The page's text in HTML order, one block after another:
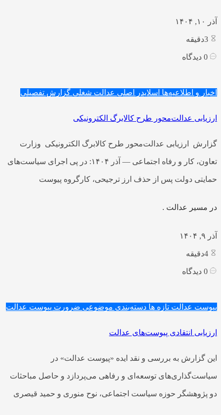
آذر ۱۰, ۱۴۰۴
دقیقه
دیدگاه
اخبار و اطلاعیه‌ها اسلایدر اصلی عدالت شغلی گزارش تفصیلی
ارزیابی عدالت‌محور طرح کالابرگ الکترونیکی
گزارش ارزیابی عدالت‌محور طرح کالابرگ الکترونیکی وزارت
تعاون، کار و رفاه اجتماعی — آذر ۱۴۰۴: در پی اجرای سیاست‌های
حمایتی دولت پس از حذف ارز ترجیحی، کارگروه پیوست
در مسیر عدالت .
آذر ۹, ۱۴۰۴
دقیقه
دیدگاه
پیوست عدالت تازه ها دسته‌بندی موضوعی ضرورت پیوست عدالت
ارزیابی انتقادی پیوست‌های عدالت
این گزارش به بررسی و نقد ایده «پیوست عدالت» در
سیاست‌گذاری‌های توسعه‌ای و رفاهی می‌پردازد و حاصل مباحثات
دو پژوهشگر حوزه سیاست اجتماعی، نوح منوری و حمید قیصری